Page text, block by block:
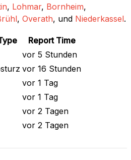
, Lohmar, Bornheim,
, Overath, und Niederkassel.
Report Time
vor 5 Stunden
vor 16 Stunden
vor 1 Tag
vor 1 Tag
vor 2 Tagen
vor 2 Tagen